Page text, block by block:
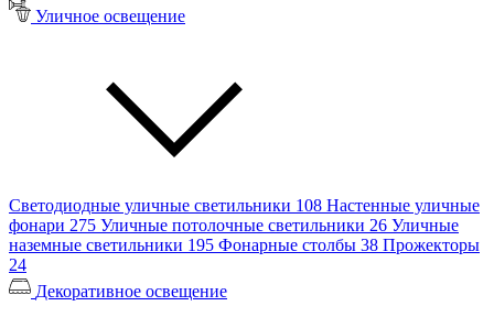
Уличное освещение
Светодиодные уличные светильники 108 Настенные уличные
фонари 275 Уличные потолочные светильники 26 Уличные
наземные светильники 195 Фонарные столбы 38 Прожекторы
24
Декоративное освещение